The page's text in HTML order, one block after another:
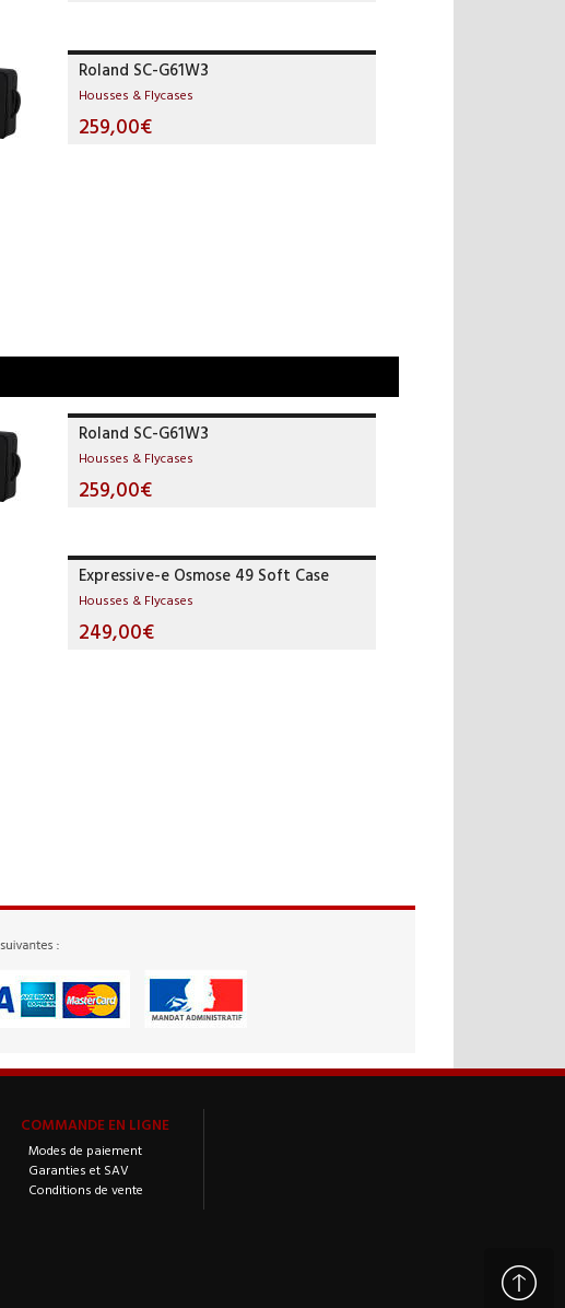
Roland SC-G61W3
Housses & Flycases
259,00€
Roland SC-G61W3
Housses & Flycases
259,00€
Expressive-e Osmose 49 Soft Case
Housses & Flycases
249,00€
COMMANDE EN LIGNE
Modes de paiement
Garanties et SAV
Conditions de vente